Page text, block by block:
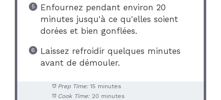
Enfournez pendant environ 20
minutes jusqu'à ce qu'elles soient
dorées et bien gonflées.
Laissez refroidir quelques minutes
avant de démouler.
Prep Time: 15 minutes
Cook Time: 20 minutes